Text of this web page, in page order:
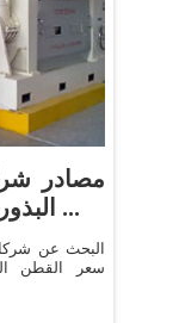
مصادر
البذور وسعر القطن البذور في ...
البحث عن
سعر القطن